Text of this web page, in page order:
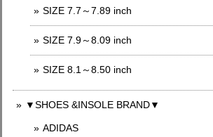
SIZE 7.7～7.89 inch
SIZE 7.9～8.09 inch
SIZE 8.1～8.50 inch
▼SHOES &INSOLE BRAND▼
ADIDAS